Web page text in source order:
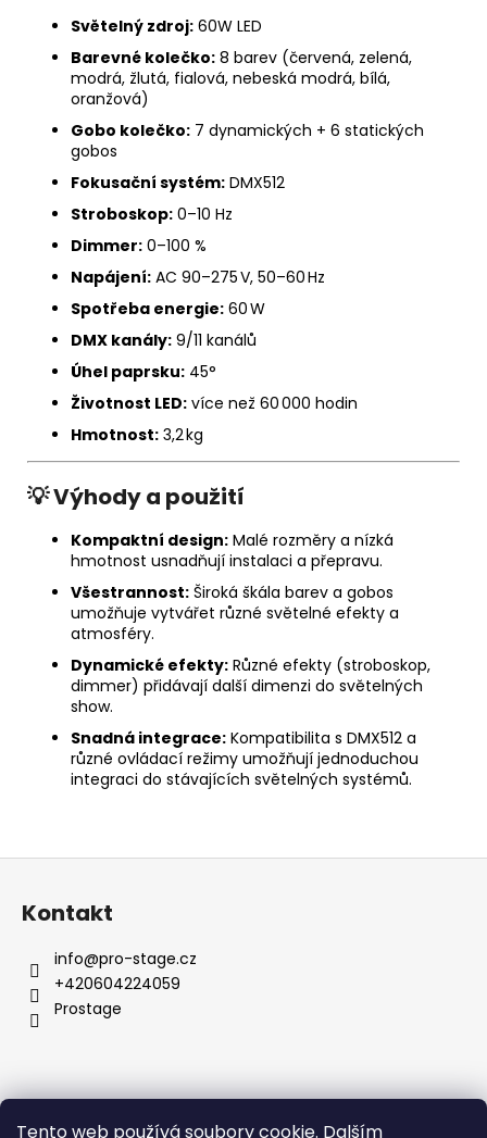
Tento web používá soubory cookie. Dalším
Světelný zdroj: 60W LED
Barevné kolečko: 8 barev (červená, zelená,
modrá, žlutá, fialová, nebeská modrá, bílá,
oranžová)
Gobo kolečko: 7 dynamických + 6 statických
gobos
Fokusační systém: DMX512
Stroboskop: 0–10 Hz
Dimmer: 0–100 %
Napájení: AC 90–275 V, 50–60 Hz
Spotřeba energie: 60 W
DMX kanály: 9/11 kanálů
Úhel paprsku: 45°
Životnost LED: více než 60 000 hodin
Hmotnost: 3,2 kg
💡 Výhody a použití
Kompaktní design: Malé rozměry a nízká
hmotnost usnadňují instalaci a přepravu.
Všestrannost: Široká škála barev a gobos
umožňuje vytvářet různé světelné efekty a
atmosféry.
Dynamické efekty: Různé efekty (stroboskop,
dimmer) přidávají další dimenzi do světelných
show.
Snadná integrace: Kompatibilita s DMX512 a
různé ovládací režimy umožňují jednoduchou
integraci do stávajících světelných systémů.
Kontakt
info@pro-stage.cz
+420604224059
Prostage